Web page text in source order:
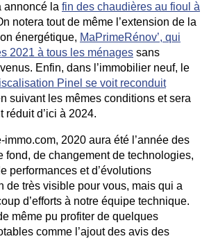
annoncé la fin des chaudières au fioul à
notera tout de même l’extension de la
énergétique, MaPrimeRénov’, qui
2021 à tous les ménages sans
Enfin, dans l’immobilier neuf, le
Pinel se voit reconduit
suivant les mêmes conditions et sera
réduit d’ici à 2024.
immo.com, 2020 aura été l’année des
fond, de changement de technologies,
performances et d’évolutions
de très visible pour vous, mais qui a
d’efforts à notre équipe technique.
même pu profiter de quelques
comme l’ajout des avis des